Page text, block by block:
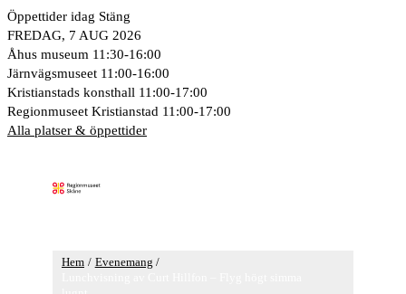
Hoppa
till
innehåll
Öppettider idag Stäng
FREDAG, 7 AUG 2026
Åhus museum 11:30-16:00
Järnvägsmuseet 11:00-16:00
Kristianstads konsthall 11:00-17:00
Regionmuseet Kristianstad 11:00-17:00
Alla platser & öppettider
Hem
Evenemang